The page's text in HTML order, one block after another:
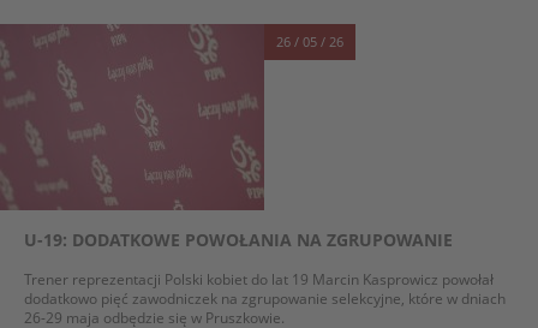
26 / 05 / 26
U-19: DODATKOWE POWOŁANIA NA ZGRUPOWANIE
Trener reprezentacji Polski kobiet do lat 19 Marcin Kasprowicz powołał
dodatkowo pięć zawodniczek na zgrupowanie selekcyjne, które w dniach
26-29 maja odbędzie się w Pruszkowie.